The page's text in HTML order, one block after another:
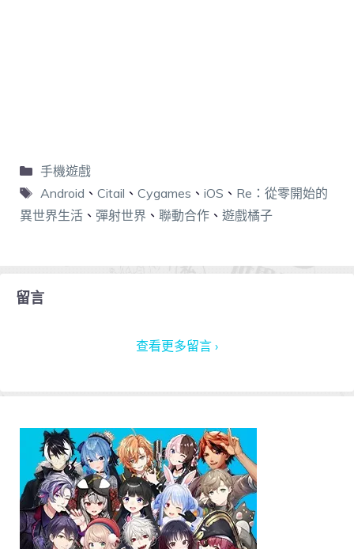
手機遊戲
Android 、 Citail 、 Cygames 、 iOS 、 Re：從零開始的
異世界生活 、 彈射世界 、 聯動合作 、 遊戲橘子
留言
查看更多留言 ›